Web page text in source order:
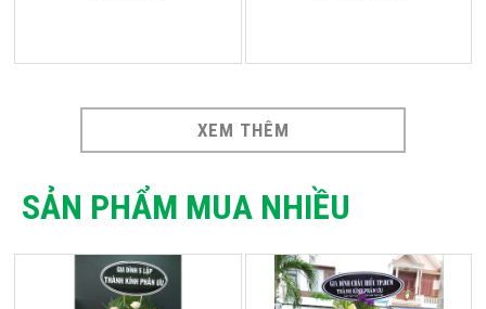
XEM THÊM
SẢN PHẨM MUA NHIỀU